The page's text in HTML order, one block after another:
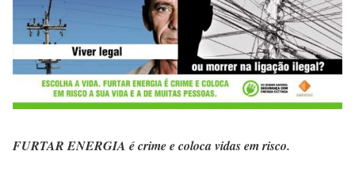
FURTAR ENERGIA é crime e coloca vidas em risco.